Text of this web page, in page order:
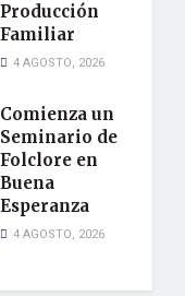
Producción
Familiar
4 AGOSTO, 2026
Comienza un
Seminario de
Folclore en
Buena
Esperanza
4 AGOSTO, 2026